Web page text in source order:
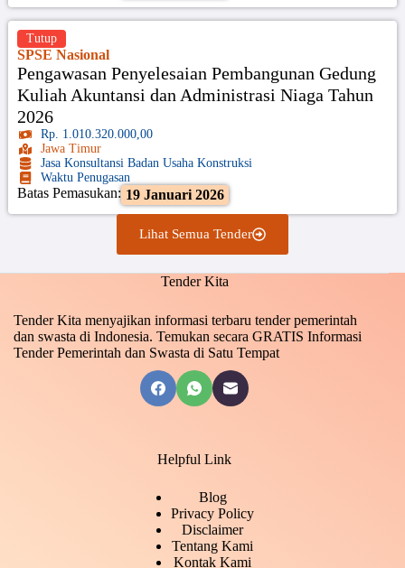
SPSE Nasional
Pengawasan Penyelesaian Pembangunan Gedung
Kuliah Akuntansi dan Administrasi Niaga Tahun
2026
Rp. 1.010.320.000,00
Jawa Timur
Jasa Konsultansi Badan Usaha Konstruksi
Waktu Penugasan
Batas Pemasukan: 19 Januari 2026
Tutup
Lihat Semua Tender
Tender Kita
Tender Kita menyajikan informasi terbaru tender pemerintah
dan swasta di Indonesia. Temukan secara GRATIS Informasi
Tender Pemerintah dan Swasta di Satu Tempat
Helpful Link
Blog
Privacy Policy
Disclaimer
Tentang Kami
Kontak Kami